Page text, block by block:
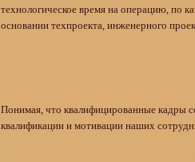
технологическое время на операцию, по
основании техпроекта, инженерного
Понимая, что квалифицированные кадры
квалификации и мотивации наших